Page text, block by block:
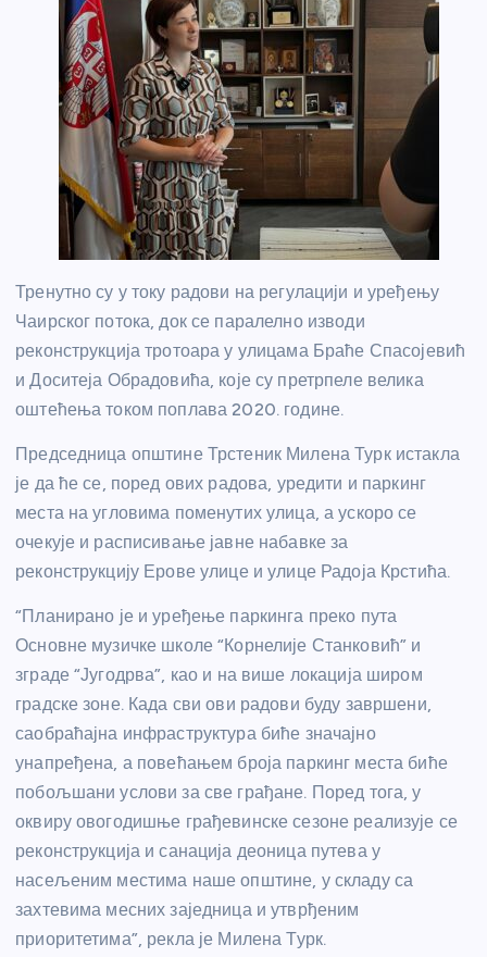
Тренутно су у току радови на регулацији и уређењу
Чаирског потока, док се паралелно изводи
реконструкција тротоара у улицама Браће Спасојевић
и Доситеја Обрадовића, које су претрпеле велика
оштећења током поплава 2020. године.
Председница општине Трстеник Милена Турк истакла
је да ће се, поред ових радова, уредити и паркинг
места на угловима поменутих улица, а ускоро се
очекује и расписивање јавне набавке за
реконструкцију Ерове улице и улице Радоја Крстића.
“Планирано је и уређење паркинга преко пута
Основне музичке школе “Корнелије Станковић” и
зграде “Југодрва”, као и на више локација широм
градске зоне. Када сви ови радови буду завршени,
саобраћајна инфраструктура биће значајно
унапређена, а повећањем броја паркинг места биће
побољшани услови за све грађане. Поред тога, у
оквиру овогодишње грађевинске сезоне реализује се
реконструкција и санација деоница путева у
насељеним местима наше општине, у складу са
захтевима месних заједница и утврђеним
приоритетима”, рекла је Милена Турк.